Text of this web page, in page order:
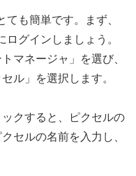
も簡単です。まず、
グインしましょう。
マネージャ」を選び、
ル」を選択します。
クすると、ピクセルの
セルの名前を入力し、